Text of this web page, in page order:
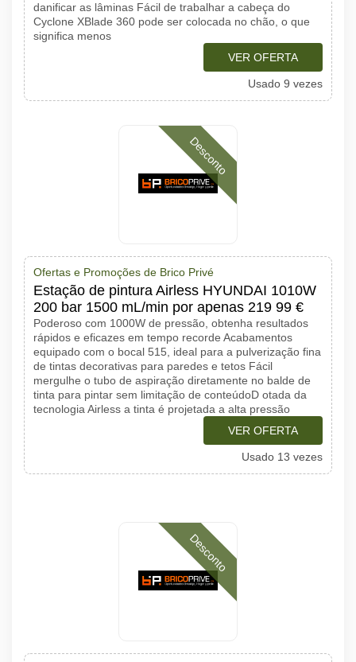
danificar as lâminas Fácil de trabalhar a cabeça do
Cyclone XBlade 360 pode ser colocada no chão, o que
significa menos
VER OFERTA
Usado 9 vezes
Desconto
Ofertas e Promoções de Brico Privé
Estação de pintura Airless HYUNDAI 1010W
200 bar 1500 mL/min por apenas 219 99 €
Poderoso com 1000W de pressão, obtenha resultados
rápidos e eficazes em tempo recorde Acabamentos
equipado com o bocal 515, ideal para a pulverização fina
de tintas decorativas para paredes e tetos Fácil
mergulhe o tubo de aspiração diretamente no balde de
tinta para pintar sem limitação de conteúdoD otada da
tecnologia Airless a tinta é projetada a alta pressão
VER OFERTA
Usado 13 vezes
Desconto